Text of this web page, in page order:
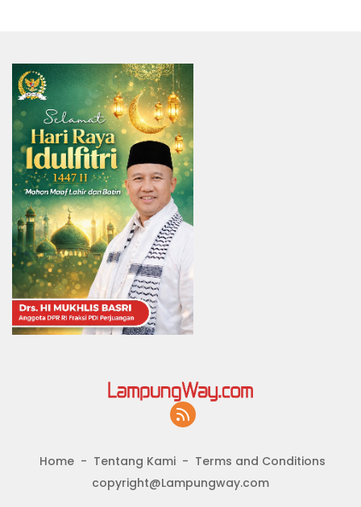
Home Tentang Kami
Terms and Conditions
copyright@Lampungway.com